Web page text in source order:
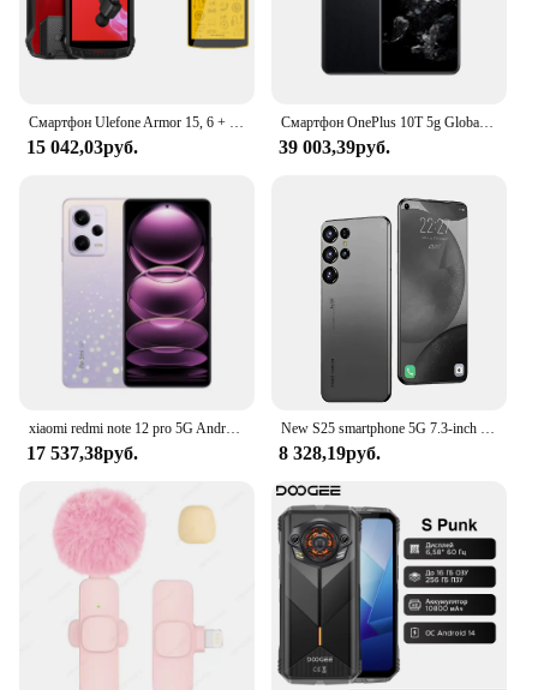
Смартфон Ulefone Armor 15, 6 + 128 ГБ, 2,4 ГГц, Android 12, NFC
15 042,03руб.
Смартфон OnePlus 10T 5g Global Rom Snapdragon 8Gen1 SUPERVOOC Charge 4800 мАч 6,7-дюймовая AMOLED-камера 50 МП, используемый телефон
39 003,39руб.
xiaomi redmi note 12 pro 5G Android 6,67 дюйма 8 ГБ ОЗУ 256 ГБ ПЗУ Разблокировано Все цвета в хорошем состоянии Оригинальный использованный телефон
17 537,38руб.
New S25 smartphone 5G 7.3-inch high-definition Android14 Snapdragon 8gen3 10core dual SIM phone 7800mAh unlocking mobile phones
8 328,19руб.